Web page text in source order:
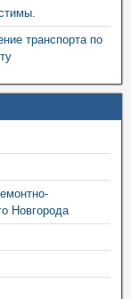
транспорта по
Новгорода